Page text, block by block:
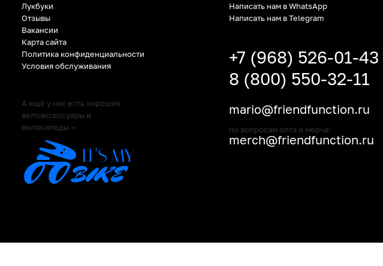
Лукбуки
Отзывы
Вакансии
Карта сайта
Политика конфиденциальности
Условия обслуживания
А ещё у нас есть хорошие
велоаксессуары и
велосипеды —
Написать нам в WhatsApp
Написать нам в Telegram
+7 (968) 526-01-43
8 (800) 550-32-11
mario@friendfunction.ru
по вопросам опта и мерча:
merch@friendfunction.ru